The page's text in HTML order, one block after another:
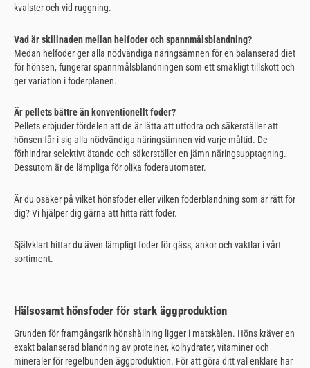
kvalster och vid ruggning.
Vad är skillnaden mellan helfoder och spannmålsblandning?
Medan helfoder ger alla nödvändiga näringsämnen för en balanserad diet
för hönsen, fungerar spannmålsblandningen som ett smakligt tillskott och
ger variation i foderplanen.
Är pellets bättre än konventionellt foder?
Pellets erbjuder fördelen att de är lätta att utfodra och säkerställer att
hönsen får i sig alla nödvändiga näringsämnen vid varje måltid. De
förhindrar selektivt ätande och säkerställer en jämn näringsupptagning.
Dessutom är de lämpliga för olika foderautomater.
Är du osäker på vilket hönsfoder eller vilken foderblandning som är rätt för
dig? Vi hjälper dig gärna att hitta rätt foder.
Självklart hittar du även lämpligt foder för gäss, ankor och vaktlar i vårt
sortiment.
Hälsosamt hönsfoder för stark äggproduktion
Grunden för framgångsrik hönshållning ligger i matskålen. Höns kräver en
exakt balanserad blandning av proteiner, kolhydrater, vitaminer och
mineraler för regelbunden äggproduktion. För att göra ditt val enklare har